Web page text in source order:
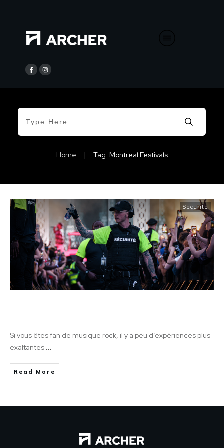
Home | Tag: Montreal Festivals
Sécurité
Si vous êtes fan de musique rock, il y a peu d’expériences plus
exaltantes ...
Read More